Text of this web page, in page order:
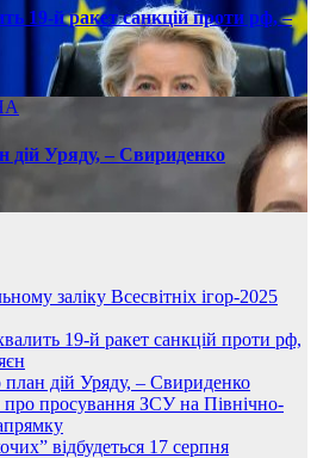
19-й ракет санкцій проти рф, –
дій Уряду, – Свириденко
заліку Всесвітніх ігор-2025
19-й ракет санкцій проти рф,
план дій Уряду, – Свириденко
просування ЗСУ на Північно-
відбудеться 17 серпня